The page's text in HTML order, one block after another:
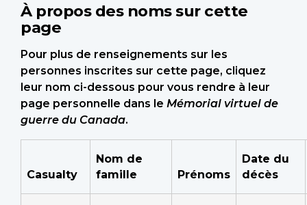
À propos des noms sur cette
page
Pour plus de renseignements sur les
personnes inscrites sur cette page, cliquez
leur nom ci-dessous pour vous rendre à leur
page personnelle dans le Mémorial virtuel de
guerre du Canada.
Casualty
Nom de
famille
Prénoms
Date du
décès